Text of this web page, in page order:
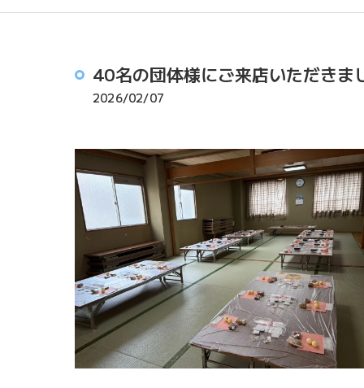
40名の団体様にご来店いただきま
2026/02/07